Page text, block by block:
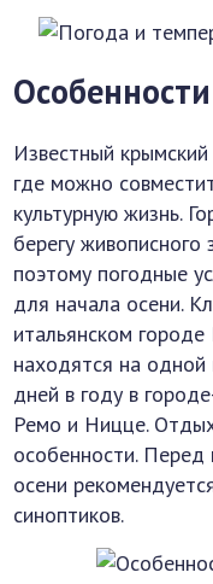
Известный
где можно
культурную жизнь.
берегу живописного
поэтому погодные
для начала осени.
итальянском
находятся на
дней в году в
Ремо и Ницце.
особенности. Перед
осени
синоптиков.